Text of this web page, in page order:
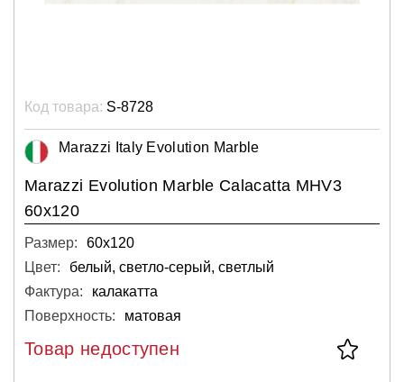
Код товара: S-8728
Marazzi Italy Evolution Marble
Marazzi Evolution Marble Calacatta MHV3
60x120
Размер:
60х120
Цвет:
белый, светло-серый, светлый
Фактура:
калакатта
Поверхность:
матовая
Товар недоступен